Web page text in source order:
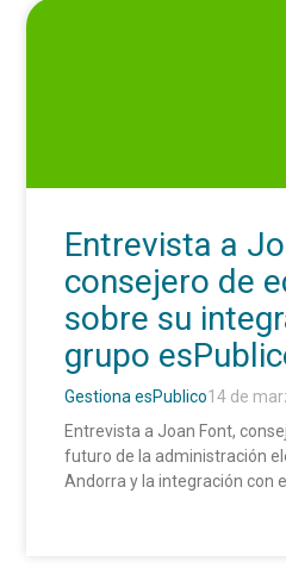
Entrevista a
consejero de
sobre su
grupo
Gestiona esPublico14 de
Entrevista a Joan Font,
futuro de la administración
Andorra y la integración con